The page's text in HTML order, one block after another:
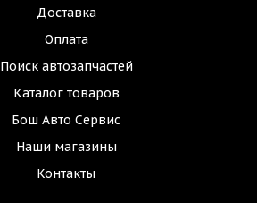
Доставка
Оплата
Поиск автозапчастей
Каталог товаров
Бош Авто Сервис
Наши магазины
Контакты